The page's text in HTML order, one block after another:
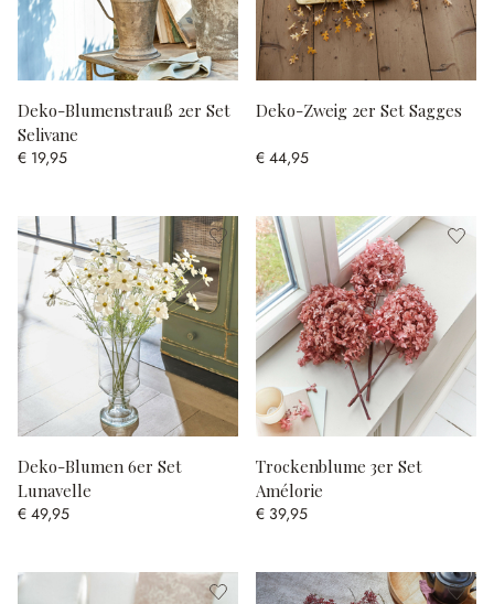
Deko-Blumenstrauß 2er Set
Selivane
€ 19,95
Deko-Zweig 2er Set Sagges
€ 44,95
Deko-Blumen 6er Set
Lunavelle
€ 49,95
Trockenblume 3er Set
Amélorie
€ 39,95